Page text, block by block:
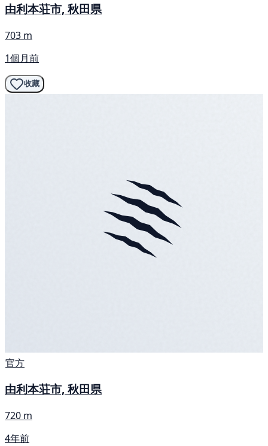
由利本荘市, 秋田県
703 m
1個月前
收藏
官方
由利本荘市, 秋田県
720 m
4年前